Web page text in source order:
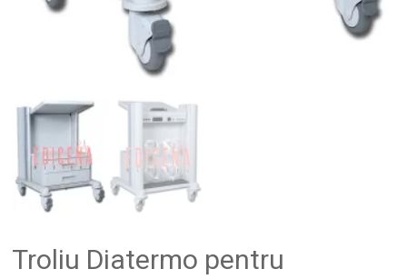
Troliu Diatermo pentru